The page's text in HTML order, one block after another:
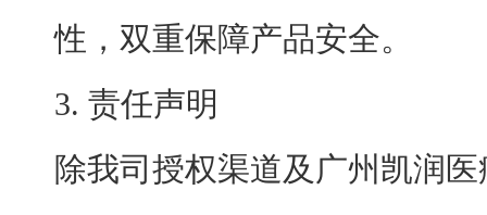
性，双重保障产品安全。
3. 责任声明
除我司授权渠道及广州凯润